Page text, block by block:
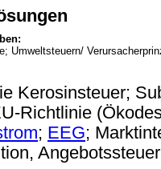
Umweltsteuern/
Kerosinsteuer;
Richtlinie
; EEG;